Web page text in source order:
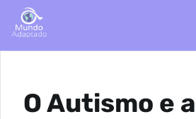
O Autismo e a